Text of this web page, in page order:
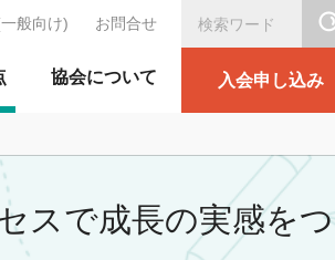
テーション協会
協会について 入会申し込み
般向け) お問合せ
スで成長の実感をつ